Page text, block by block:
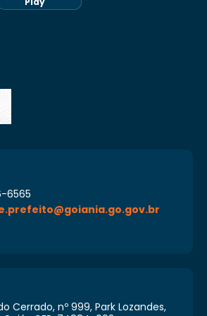
comunidades para exercer
execução das ações de
atividades compatíveis
ou que lhe forem
Diretor de Atenção à Saúde,
6565
Cerrado, nº 999, Park Lozandes,